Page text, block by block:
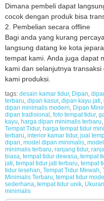
Dimana pembeli dapat
cocok dengan produk bisa
2. Pembelian secara offline
Bagi anda yang kurang
langsung datang ke kota
tempat kami. Anda juga dapat
kami dan selanjutnya
kami produksi.
tags: desain kamar tidur, Dipan
terbaru dipan kasur, dipan kayu jati
dipan minimalis modern Dipan
dipan tradisional foto tempat tidur,
kayu harga dipan minimalis terbaru
Tempat Tidur, harga tempat tidur
terbaru interior kamar tidur, jual
dipan model dipan minimalis
minimalis terbaru ranjang tidur,
biasa tempat tidur dewasa tempat
jati tempat tidur jati terbaru tempat
tidur lesehan Tempat Tidur Mewah
Minimalis Terbaru tempat tidur
sederhana tempat tidur unik
minimalis